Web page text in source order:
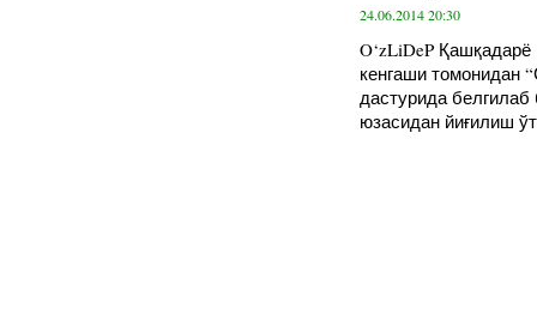
24.06.2014 20:30
O‘zLiDeP
кенгаши томонидан
дастурида
юзасидан йиғилиш